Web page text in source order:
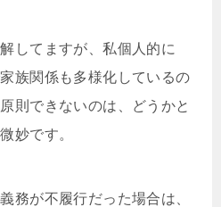
してますが、私個人的に
族関係も多様化しているの
則できないのは、どうかと
妙です。
務が不履行だった場合は、